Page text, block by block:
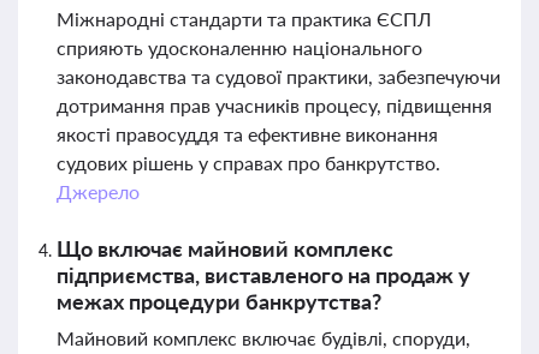
Міжнародні стандарти та практика ЄСПЛ
сприяють удосконаленню національного
законодавства та судової практики, забезпечуючи
дотримання прав учасників процесу, підвищення
якості правосуддя та ефективне виконання
судових рішень у справах про банкрутство.
Джерело
Що включає майновий комплекс
підприємства, виставленого на продаж у
межах процедури банкрутства?
Майновий комплекс включає будівлі, споруди,